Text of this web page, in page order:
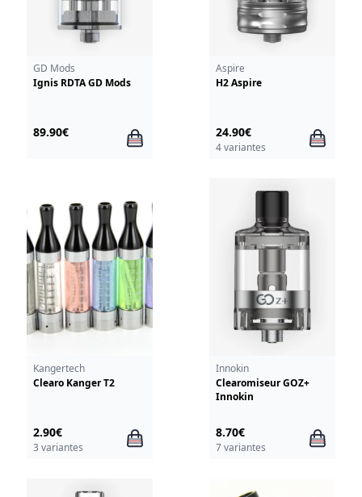
GD Mods
Ignis RDTA GD Mods
89.90€
Aspire
H2 Aspire
24.90€
4 variantes
Kangertech
Clearo Kanger T2
2.90€
3 variantes
Innokin
Clearomiseur GOZ+
Innokin
8.70€
7 variantes